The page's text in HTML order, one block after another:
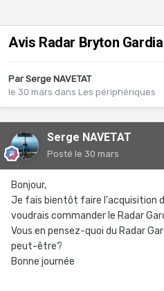
Avis Radar Bryton Gardia
Par Serge NAVETAT
le 30 mars dans Les périphériques
Serge NAVETAT
Posté le 30 mars
Bonjour,
Je fais bientôt faire l'acquisition
voudrais commander le Radar
Vous en pensez-quoi du Radar
peut-être?
Bonne journée